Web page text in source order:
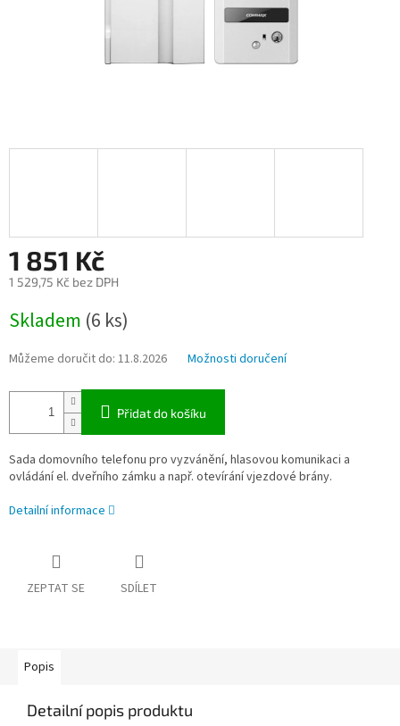
1 851 Kč
1 529,75 Kč bez DPH
cena:
Skladem (6 ks)
Můžeme doručit do: 11.8.2026 Možnosti doručení
Přidat do košíku
Sada domovního telefonu pro vyzvánění, hlasovou komunikaci a
ovládání el. dveřního zámku a např. otevírání vjezdové brány.
Detailní informace
ZEPTAT SE SDÍLET
Popis
Detailní popis produktu